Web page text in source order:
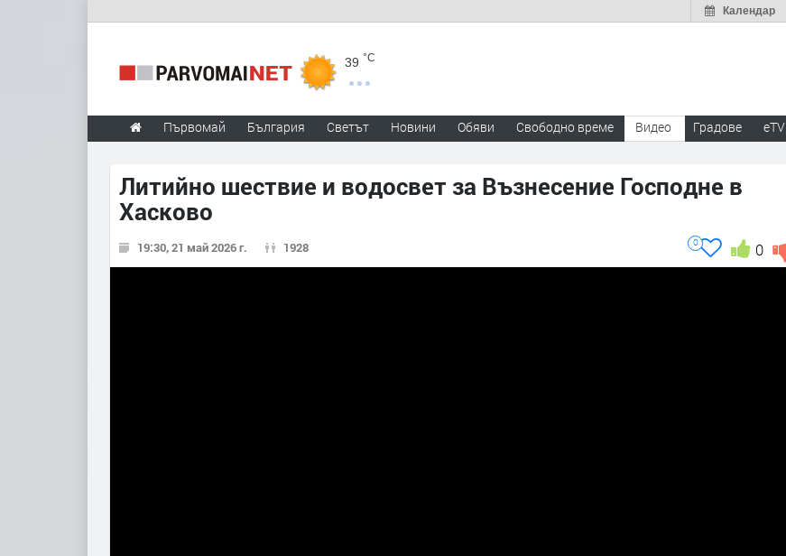
Календар
39 °C
Първомай България Светът Новини Обяви Свободно време Видео Градове eTV
Литийно шествие и водосвет за Възнесение Господне в
Хасково
19:30, 21 май 2026 г. 1928 0
0